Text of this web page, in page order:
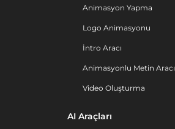
Animasyon Yapma
Logo Animasyonu
İntro Aracı
Animasyonlu Metin Aracı
Video Oluşturma
AI Araçları